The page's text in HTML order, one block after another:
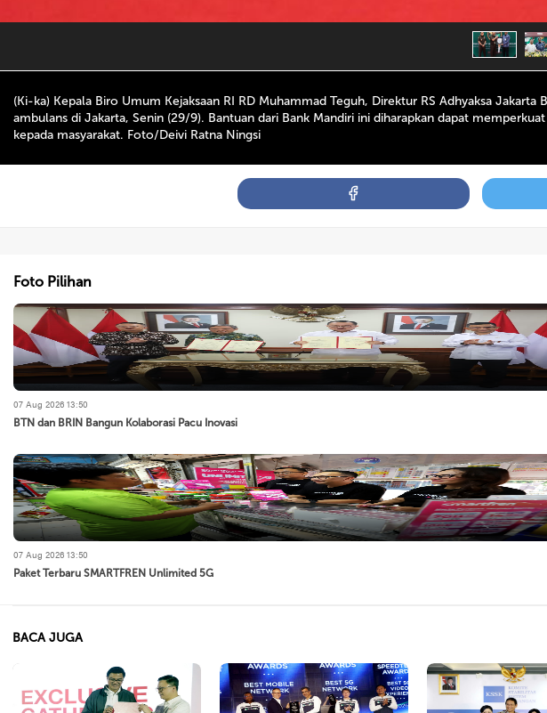
(Ki-ka) Kepala Biro Umum Kejaksaan RI RD Muhammad Teguh, Direktur RS Adhyaksa
ambulans di Jakarta, Senin (29/9). Bantuan dari Bank Mandiri ini diharapkan dapat
kepada masyarakat. Foto/Deivi Ratna Ningsi
Foto Pilihan
07 Aug 2026 13:50
BTN dan BRIN Bangun Kolaborasi Pacu Inovasi
07 Aug 2026 13:50
Paket Terbaru SMARTFREN Unlimited 5G
BACA JUGA